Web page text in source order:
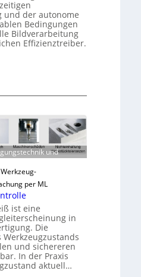
und der autonome
Bedingungen
Bildverarbeitung
Effizienztreiber.
und
per ML
ist eine
in
Die
und sichereren
In der Praxis
aktuell…